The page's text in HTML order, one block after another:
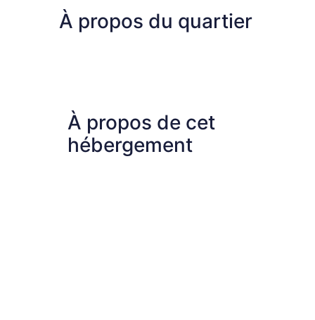
À propos du quartier
À propos de cet
hébergement